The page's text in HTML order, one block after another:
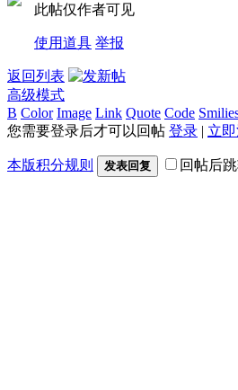
此帖仅作者可见
使用道具 举报
返回列表
高级模式
B Color Image Link Quote Code
您需要登录后才可以回帖 登录 | 立
本版积分规则 发表回复 回帖后